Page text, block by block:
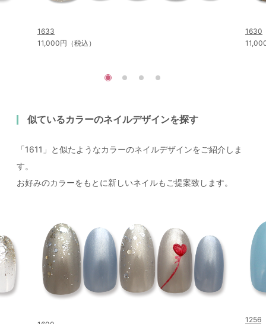
1633
11,000円（税込）
1630
似ているカラーのネイルデザインを探す
「1611」と似たようなカラーのネイルデザインをご紹介しま
す。
お好みのカラーをもとに新しいネイルもご提案致します。
1256